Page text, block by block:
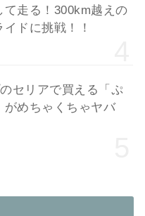
て走る！300km越えの
ドに挑戦！！
セリアで買える「ぷ
がめちゃくちゃヤバ